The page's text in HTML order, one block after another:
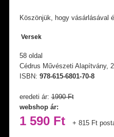
Köszönjük, hogy vásárlásával
Versek
58 oldal
Cédrus Művészeti Alapítvány,
ISBN: 978-615-6801-70-8
eredeti ár:1990 Ft
webshop ár:
1 590 Ft + 815 Ft